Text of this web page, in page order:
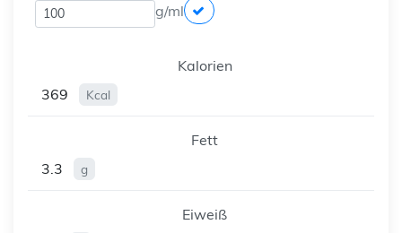
g/ml
Kalorien
369
Kcal
Fett
3.3
g
Eiweiß